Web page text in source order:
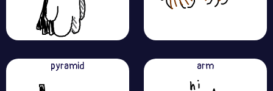
pyramid arm